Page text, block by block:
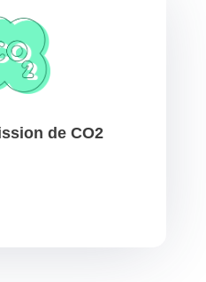
de CO2